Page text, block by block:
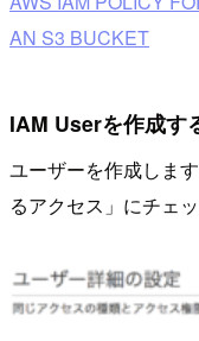
AN S3 BUCKET
IAM Userを作成す
ユーザーを作成しま
るアクセス」にチェ